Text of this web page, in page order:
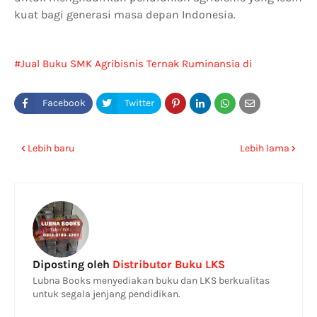
kuat bagi generasi masa depan Indonesia.
Jual Buku SMK Agribisnis Ternak Ruminansia di
Lebih baru Lebih lama
Diposting oleh Distributor Buku LKS
Lubna Books menyediakan buku dan LKS berkualitas
untuk segala jenjang pendidikan.